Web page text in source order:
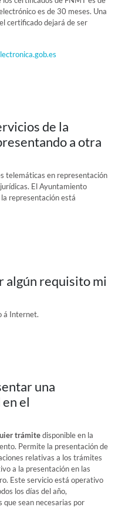
es de 30 meses. Una
certificado dejará de ser
de la
a otra
telemáticas en representación
El Ayuntamiento
representación está
algún requisito mi
á Internet.
una
el
trámitedisponible en la
Permite la presentación de
relativas a los trámites
a la presentación en las
Este servicio está operativo
los días del año,
sean necesarias por